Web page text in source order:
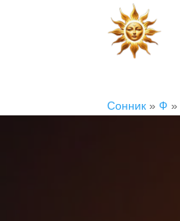
Сонник » Ф »